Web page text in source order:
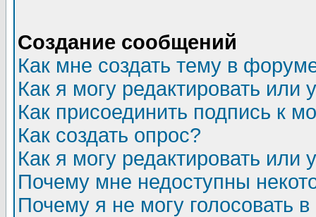
Создание сообщений
Как мне создать тему в
Как я могу редактировать или
Как присоединить подпись к
Как создать опрос?
Как я могу редактировать или
Почему мне недоступны
Почему я не могу голосовать